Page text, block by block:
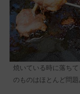
焼いている時に落ち
のものはほとんど問